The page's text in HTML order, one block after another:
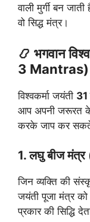
वाली मुर्गी बन जाती
वो सिद्ध मंत्र।
📿 भगवान
3 Mantras)
विश्वकर्मा जयंती 31
आप अपनी जरूरत के
करके जाप कर
1. लघु बीज
जिन व्यक्ति की
जयंती पूजा मंत्र
प्रकार की सिद्धि